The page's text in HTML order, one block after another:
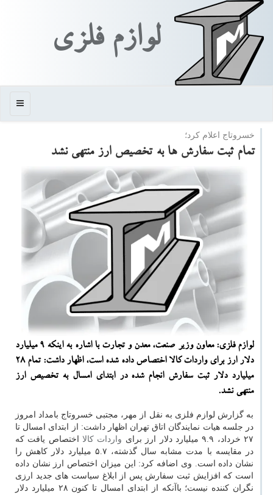
لوازم فلزی
منو
خسروتاج اعلام كرد؛
تمام ثبت سفارش ها به تخصیص ارز منتهی نشد
لوازم فلزی: معاون وزیر صنعت، معدن و تجارت با اشاره به اینكه ۹ میلیارد
دلار ارز برای واردات كالا اختصاص داده شده است، اظهار داشت: تمام ۲۸
میلیارد دلار ثبت سفارش انجام شده در ابتدای امسال به تخصیص ارز
منتهی نشد.
به گزارش لوازم فلزی به نقل از مهر، مجتبی خسروتاج بامداد امروز
در جلسه هیات نمایندگان اتاق تهران اظهار داشت: از ابتدای امسال تا
۲۷ خرداد، ۹.۹ میلیارد دلار ارز برای
واردات كالااختصاص یافت كه
در مقایسه با مدت مشابه سال گذشته، ۵.۷ میلیارد دلار كاهش را
نشان داده است. وی اضافه كرد: این میزان اختصاص ارز نشان داده
است كه افزایش ثبت سفارش پس از ابلاغ سیاست های جدید ارزی
نگران كننده نیست؛ باآنكه از ابتدای امسال تا كنون ۲۸ میلیارد دلار